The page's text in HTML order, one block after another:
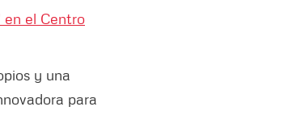
en el Centro
y una
para